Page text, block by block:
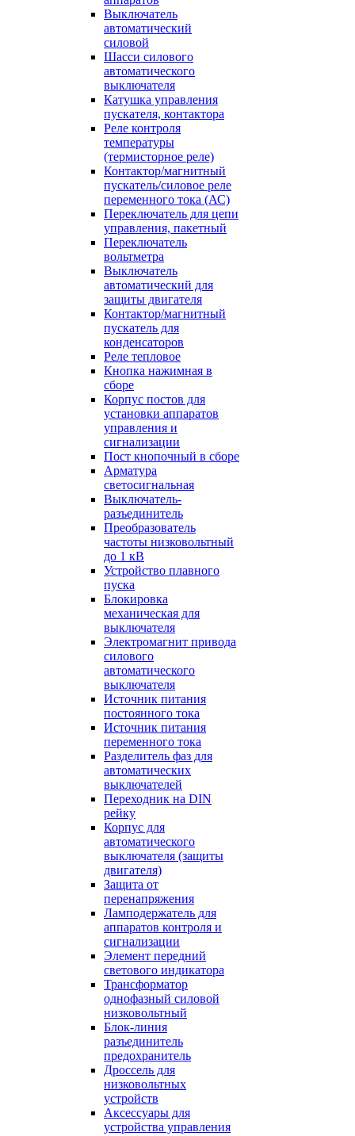
Выключатель
автоматический
силовой
Шасси силового
автоматического
выключателя
Катушка управления
пускателя, контактора
Реле контроля
температуры
(термисторное реле)
Контактор/магнитный
пускатель/силовое реле
переменного тока (АС)
Переключатель для цепи
управления, пакетный
Переключатель
вольтметра
Выключатель
автоматический для
защиты двигателя
Контактор/магнитный
пускатель для
конденсаторов
Реле тепловое
Кнопка нажимная в
сборе
Корпус постов для
установки аппаратов
управления и
сигнализации
Пост кнопочный в сборе
Арматура
светосигнальная
Выключатель-
разъединитель
Преобразователь
частоты низковольтный
до 1 кВ
Устройство плавного
пуска
Блокировка
механическая для
выключателя
Электромагнит привода
силового
автоматического
выключателя
Источник питания
постоянного тока
Источник питания
переменного тока
Разделитель фаз для
автоматических
выключателей
Переходник на DIN
рейку
Корпус для
автоматического
выключателя (защиты
двигателя)
Защита от
перенапряжения
Ламподержатель для
аппаратов контроля и
сигнализации
Элемент передний
светового индикатора
Трансформатор
однофазный силовой
низковольтный
Блок-линия
разъединитель
предохранитель
Дроссель для
низковольтных
устройств
Аксессуары для
устройства управления